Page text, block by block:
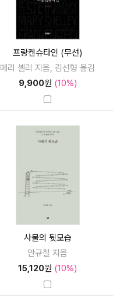
프랑켄슈타인 (무선)
메리 셸리 지음, 김선형 옮김
9,900원 (10%)
사물의 뒷모습
안규철 지음
15,120원 (10%)